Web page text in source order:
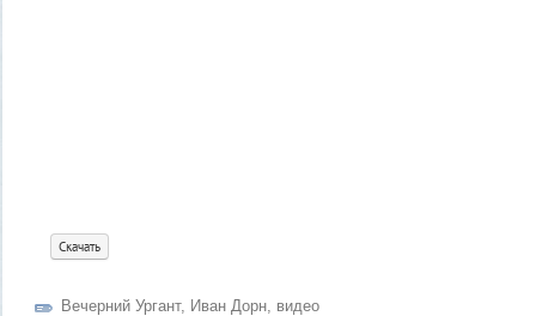
Скачать
Вечерний Ургант, Иван Дорн видео